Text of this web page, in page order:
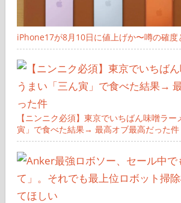
iPhone17が8月10日に値上げか〜噂の確度
【ニンニク必須】東京でいちばん味噌ラ
寅」で食べた結果→ 最高オブ最高だった件